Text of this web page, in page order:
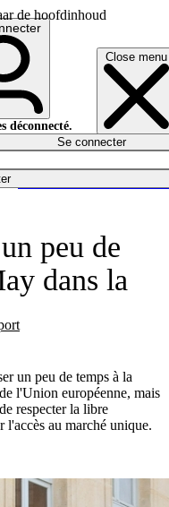
de hoofdinhoud
Close menu
déconnecté.
Se connecter
peu de
dans la
un peu de temps à la
l'Union européenne, mais
respecter la libre
l'accès au marché unique.